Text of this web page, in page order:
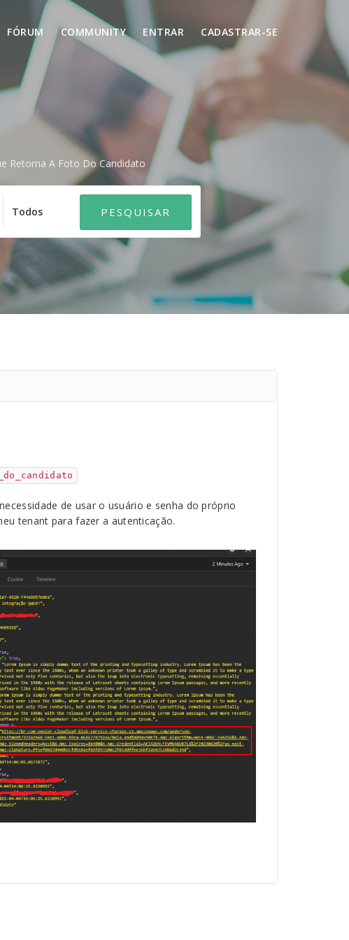
FÓRUM COMMUNITY ENTRAR CADASTRAR-SE
Retorna A Foto Do Candidato
de usar o usuário e senha do próprio
tenant para fazer a autenticação.